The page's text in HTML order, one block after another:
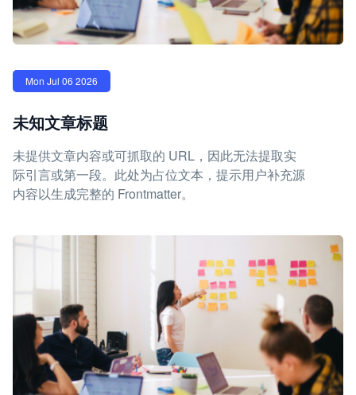
Mon Jul 06 2026
未知文章标题
未提供文章内容或可抓取的 URL，因此无法提取实
际引言或第一段。此处为占位文本，提示用户补充源
内容以生成完整的 Frontmatter。